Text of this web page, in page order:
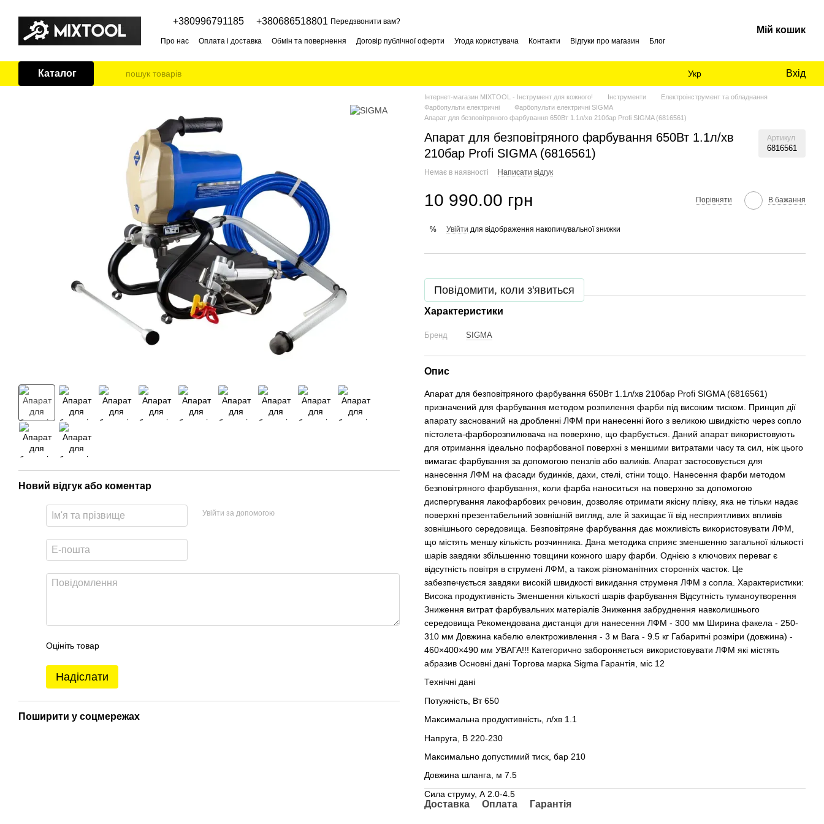
+380996791185 +380686518801 Передзвонити вам?
Про нас Оплата і доставка Обмін та повернення Договір публічної оферти Угода користувача Контакти Відгуки про магазин Блог
Мій кошик
Каталог Укр Вхід
Новий відгук або коментар
Увійти за допомогою
Оцініть товар
Надіслати
Поширити у соцмережах
Інтернет-магазин MIXTOOL - Інструмент для кожного! Інструменти
Електроінструмент та обладнання
Фарбопульти електричні
Фарбопульти електричні SIGMA
Апарат для безповітряного фарбування 650Вт 1.1л/хв 210бар Profi SIGMA (6816561)
Апарат для безповітряного фарбування 650Вт 1.1л/хв
210бар Profi SIGMA (6816561)
Артикул
6816561
Немає в наявності Написати відгук
10 990.00 грн Порівняти В бажання
% Увійти для відображення накопичувальної знижки
Повідомити, коли з'явиться
Характеристики
Бренд SIGMA
Опис
Апарат для безповітряного фарбування 650Вт 1.1л/хв 210бар Profi SIGMA (6816561)
призначений для фарбування методом розпилення фарби під високим тиском. Принцип дії
апарату заснований на дробленні ЛФМ при нанесенні його з великою швидкістю через сопло
пістолета-фарборозпилювача на поверхню, що фарбується. Даний апарат використовують
для отримання ідеально пофарбованої поверхні з меншими витратами часу та сил, ніж цього
вимагає фарбування за допомогою пензлів або валиків. Апарат застосовується для
нанесення ЛФМ на фасади будинків, дахи, стелі, стіни тощо. Нанесення фарби методом
безповітряного фарбування, коли фарба наноситься на поверхню за допомогою
диспергування лакофарбових речовин, дозволяє отримати якісну плівку, яка не тільки надає
поверхні презентабельний зовнішній вигляд, але й захищає її від несприятливих впливів
зовнішнього середовища. Безповітряне фарбування дає можливість використовувати ЛФМ,
що містять меншу кількість розчинника. Дана методика сприяє зменшенню загальної кількості
шарів завдяки збільшенню товщини кожного шару фарби. Однією з ключових переваг є
відсутність повітря в струмені ЛФМ, а також різноманітних сторонніх часток. Це
забезпечується завдяки високій швидкості викидання струменя ЛФМ з сопла. Характеристики:
Висока продуктивність Зменшення кількості шарів фарбування Відсутність туманоутворення
Зниження витрат фарбувальних матеріалів Зниження забруднення навколишнього
середовища Рекомендована дистанція для нанесення ЛФМ - 300 мм Ширина факела - 250-
310 мм Довжина кабелю електроживлення - 3 м Вага - 9.5 кг Габаритні розміри (довжина) -
460×400×490 мм УВАГА!!! Категорично забороняється використовувати ЛФМ які містять
абразив Основні дані Торгова марка Sigma Гарантія, міс 12
Технічні дані
Потужність, Вт 650
Максимальна продуктивність, л/хв 1.1
Напруга, В 220-230
Максимально допустимий тиск, бар 210
Довжина шланга, м 7.5
Сила струму, А 2.0-4.5
Доставка Оплата Гарантія